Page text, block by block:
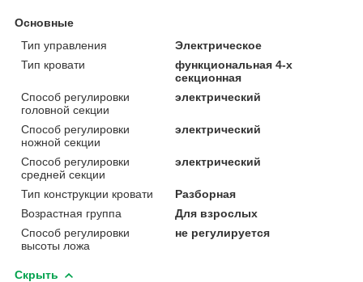
Основные
Тип управления
Электрическое
Тип кровати
функциональная 4-х
секционная
Способ регулировки
головной секции
электрический
Способ регулировки
ножной секции
электрический
Способ регулировки
средней секции
электрический
Тип конструкции кровати
Разборная
Возрастная группа
Для взрослых
Способ регулировки
высоты ложа
не регулируется
Скрыть